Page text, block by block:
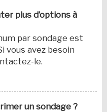
plus d’options à
par sondage est
vous avez besoin
le.
un sondage ?